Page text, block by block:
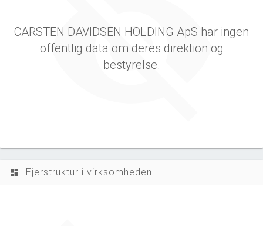
CARSTEN DAVIDSEN HOLDING ApS har ingen
offentlig data om deres direktion og
bestyrelse.
dashboard Ejerstruktur i virksomheden